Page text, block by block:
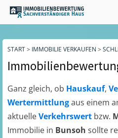
START> IMMOBILIE VERKAUFEN >
Ganz gleich, ob Hauskauf,
Wertermittlungaus einem
aktuelleVerkehrswert bzw.
Immobilie in Bunsoh sollte